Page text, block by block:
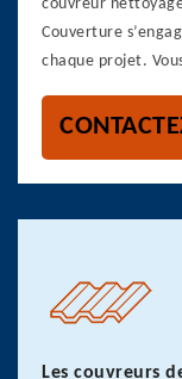
couvreur
Couverture
chaque projet.
Les couvreurs